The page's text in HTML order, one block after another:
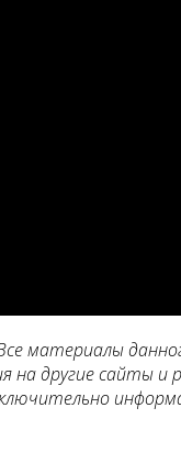
материалы
на другие сайты и